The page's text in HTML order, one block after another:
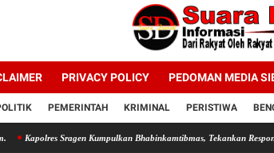
PRIVACY POLICY PEDOMAN MEDIA
PEMERINTAH KRIMINAL PERISTIWA
Sragen Kumpulkan Bhabinkamtibmas, Tekankan Respons Cepat dan